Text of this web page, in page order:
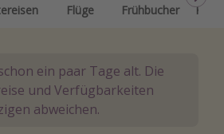
Flüge Frühbucher
Flüge Frühbucher
ein paar Tage alt. Die
und Verfügbarkeiten
abweichen.